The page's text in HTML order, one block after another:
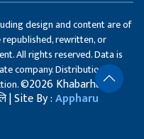
design and content are of
rewritten, or
All rights reserved. Data is
company. Distribution of
©2026 Khabarhub
| Site By :Appharu